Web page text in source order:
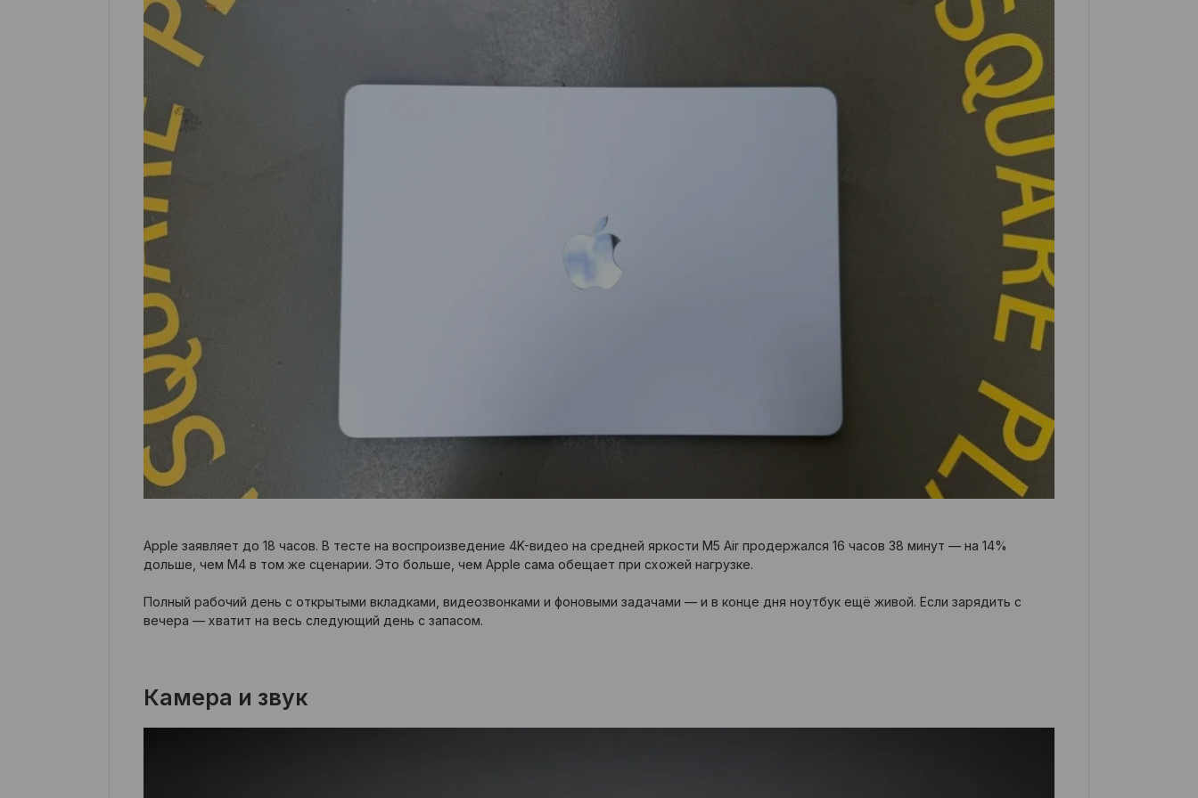
Apple заявляет до 18 часов. В тесте на воспроизведение 4K-видео на средней яркости M5 Air продержался 16 часов 38 минут — на 14%
дольше, чем M4 в том же сценарии. Это больше, чем Apple сама обещает при схожей нагрузке.
Полный рабочий день с открытыми вкладками, видеозвонками и фоновыми задачами — и в конце дня ноутбук ещё живой. Если зарядить с
вечера — хватит на весь следующий день с запасом.
Камера и звук